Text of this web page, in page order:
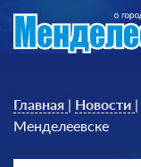
Главная | Новости |
Менделеевске